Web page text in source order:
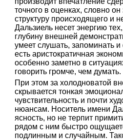
точного в оценках, словно
структуру происходящего и
Дальзиель несет энергию
глубину внешней
умеет слушать, запоминать
есть аристократичная
особенно заметно в
говорить громче, чем думать.
При этом за холодноватой
скрывается тонкая
чувствительность и почти
нюансам. Носитель имени
ясность, но не терпит
рядом с ним быстро
подлинным и случайным.